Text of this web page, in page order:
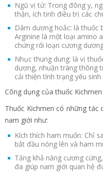
Ngũ vị tử: Trong đông y,
thận, ích tinh điều trị các
Dâm dương hoắc: là thuốc
Arginine là một loại amino
chứng rối loạn cương
Nhục thung dung: là vị
dương, nhuận tràng thông
cải thiện tình trạng yếu
Công dụng của thuốc
Thuốc Kichmen có những
nam giới như:
Kích thích ham muốn: Chỉ
bắt đầu nóng lên và ham
Tăng khả năng cương
đa giúp nam giới quan hệ